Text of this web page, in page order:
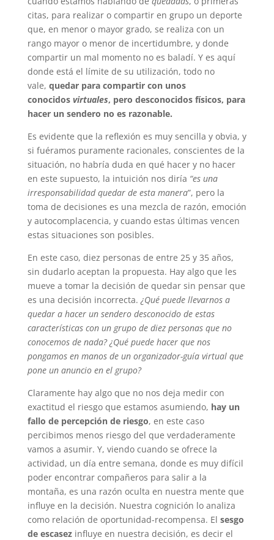
citas, para realizar o compartir en grupo un deporte
que, en menor o mayor grado, se realiza con un
rango mayor o menor de incertidumbre, y donde
compartir un mal momento no es baladí. Y es aquí
donde está el límite de su utilización, todo no
vale, quedar para compartir con unos
conocidos virtuales, pero desconocidos físicos, para
hacer un sendero no es razonable.
Es evidente que la reflexión es muy sencilla y obvia, y
si fuéramos puramente racionales, conscientes de la
situación, no habría duda en qué hacer y no hacer
en este supuesto, la intuición nos diría “es una
irresponsabilidad quedar de esta manera”, pero la
toma de decisiones es una mezcla de razón, emoción
y autocomplacencia, y cuando estas últimas vencen
estas situaciones son posibles.
En este caso, diez personas de entre 25 y 35 años,
sin dudarlo aceptan la propuesta. Hay algo que les
mueve a tomar la decisión de quedar sin pensar que
es una decisión incorrecta. ¿Qué puede llevarnos a
quedar a hacer un sendero desconocido de estas
características con un grupo de diez personas que no
conocemos de nada? ¿Qué puede hacer que nos
pongamos en manos de un organizador-guía virtual que
pone un anuncio en el grupo?
Claramente hay algo que no nos deja medir con
exactitud el riesgo que estamos asumiendo, hay un
fallo de percepción de riesgo, en este caso
percibimos menos riesgo del que verdaderamente
vamos a asumir. Y, viendo cuando se ofrece la
actividad, un día entre semana, donde es muy difícil
poder encontrar compañeros para salir a la
montaña, es una razón oculta en nuestra mente que
influye en la decisión. Nuestra cognición lo analiza
como relación de oportunidad-recompensa. El sesgo
de escasezinfluye en nuestra decisión, es decir el